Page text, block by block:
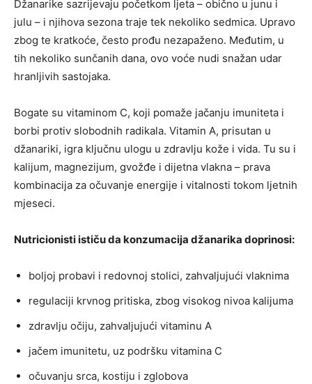
Džanarike sazrijevaju početkom ljeta – obično u junu i
julu – i njihova sezona traje tek nekoliko sedmica. Upravo
zbog te kratkoće, često prođu nezapaženo. Međutim, u
tih nekoliko sunčanih dana, ovo voće nudi snažan udar
hranljivih sastojaka.
Bogate su vitaminom C, koji pomaže jačanju imuniteta i
borbi protiv slobodnih radikala. Vitamin A, prisutan u
džanariki, igra ključnu ulogu u zdravlju kože i vida. Tu su i
kalijum, magnezijum, gvožđe i dijetna vlakna – prava
kombinacija za očuvanje energije i vitalnosti tokom ljetnih
mjeseci.
Nutricionisti ističu da konzumacija džanarika doprinosi:
boljoj probavi i redovnoj stolici, zahvaljujući vlaknima
regulaciji krvnog pritiska, zbog visokog nivoa kalijuma
zdravlju očiju, zahvaljujući vitaminu A
jačem imunitetu, uz podršku vitamina C
očuvanju srca, kostiju i zglobova